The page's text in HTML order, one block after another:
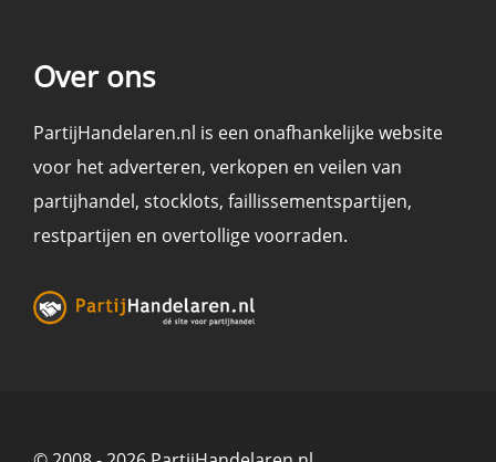
Over ons
PartijHandelaren.nl is een onafhankelijke website
voor het adverteren, verkopen en veilen van
partijhandel, stocklots, faillissementspartijen,
restpartijen en overtollige voorraden.